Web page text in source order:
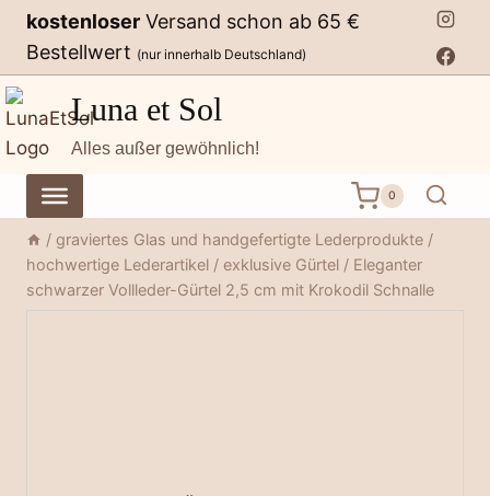
Zum
Inhalt
springen
kostenloser Versand schon ab 65 €
Bestellwert (nur innerhalb Deutschland)
Luna et Sol
Alles außer gewöhnlich!
0
/ graviertes Glas und handgefertigte Lederprodukte /
hochwertige Lederartikel / exklusive Gürtel / Eleganter
schwarzer Vollleder-Gürtel 2,5 cm mit Krokodil Schnalle